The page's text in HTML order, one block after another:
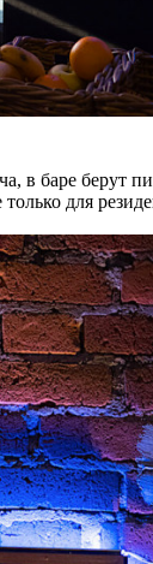
в баре берут
для